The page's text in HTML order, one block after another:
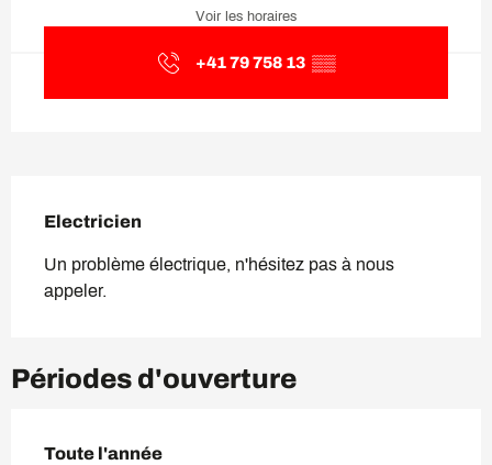
Voir les horaires
+41 79 758 13 ▒▒
Electricien
Un problème électrique, n'hésitez pas à nous
appeler.
Périodes d'ouverture
Toute l'année
Toute l'année